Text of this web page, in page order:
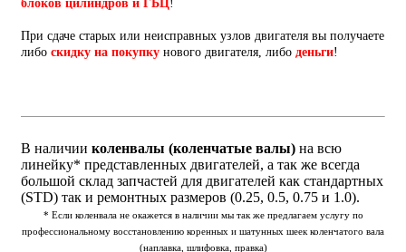
блоков цилиндров и ГБЦ!
При сдаче старых или неисправных узлов двигателя вы получаете
либо скидку на покупку нового двигателя, либо деньги!
В наличии коленвалы (коленчатые валы) на всю
линейку* представленных двигателей, а так же всегда
большой склад запчастей для двигателей как стандартных
(STD) так и ремонтных размеров (0.25, 0.5, 0.75 и 1.0).
* Если коленвала не окажется в наличии мы так же предлагаем услугу по
профессиональному восстановлению коренных и шатунных шеек коленчатого вала
(наплавка, шлифовка, правка)